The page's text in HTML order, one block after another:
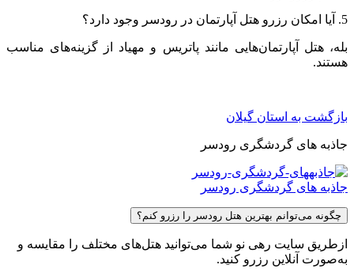
5. آیا امکان رزرو هتل آپارتمان در رودسر وجود دارد؟
بله، هتل آپارتمان‌هایی مانند پاتریس و مهیاد از گزینه‌های مناسب
هستند.
بازگشت به استان گیلان
جاذبه های گردشگری رودسر
جاذبه های گردشگری رودسر
چگونه می‌توانم بهترین هتل رودسر را رزرو کنم؟
از‌طریق سایت رهی نو شما می‌توانید هتل‌های مختلف را مقایسه و
به‌صورت آنلاین رزرو کنید.